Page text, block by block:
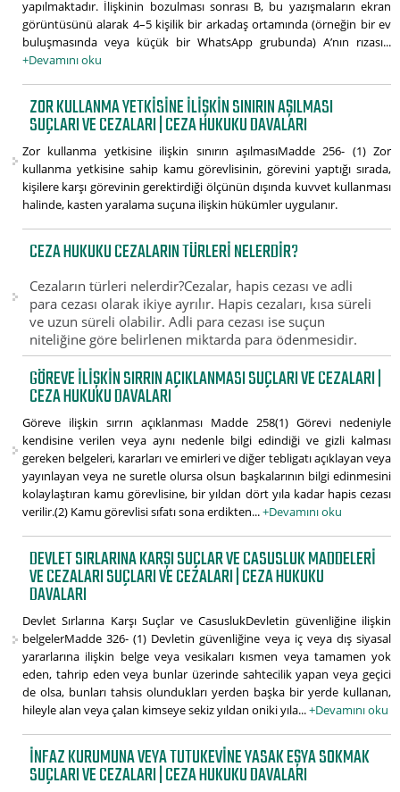
yapılmaktadır. İlişkinin bozulması sonrası B, bu yazışmaların ekran
görüntüsünü alarak 4–5 kişilik bir arkadaş ortamında (örneğin bir ev
buluşmasında veya küçük bir WhatsApp grubunda) A’nın rızası...
+Devamını oku
ZOR KULLANMA YETKISINE ILIŞKIN SINIRIN AŞILMASI
SUÇLARI VE CEZALARI | CEZA HUKUKU DAVALARI
Zor kullanma yetkisine ilişkin sınırın aşılmasıMadde 256- (1) Zor
kullanma yetkisine sahip kamu görevlisinin, görevini yaptığı sırada,
kişilere karşı görevinin gerektirdiği ölçünün dışında kuvvet kullanması
halinde, kasten yaralama suçuna ilişkin hükümler uygulanır.
CEZA HUKUKU CEZALARIN TÜRLERI NELERDIR?
Cezaların türleri nelerdir?Cezalar, hapis cezası ve adli
para cezası olarak ikiye ayrılır. Hapis cezaları, kısa süreli
ve uzun süreli olabilir. Adli para cezası ise suçun
niteliğine göre belirlenen miktarda para ödenmesidir.
GÖREVE ILIŞKIN SIRRIN AÇIKLANMASI SUÇLARI VE CEZALARI |
CEZA HUKUKU DAVALARI
Göreve ilişkin sırrın açıklanması Madde 258(1) Görevi nedeniyle
kendisine verilen veya aynı nedenle bilgi edindiği ve gizli kalması
gereken belgeleri, kararları ve emirleri ve diğer tebligatı açıklayan veya
yayınlayan veya ne suretle olursa olsun başkalarının bilgi edinmesini
kolaylaştıran kamu görevlisine, bir yıldan dört yıla kadar hapis cezası
verilir.(2) Kamu görevlisi sıfatı sona erdikten...+Devamını oku
DEVLET SIRLARINA KARŞI SUÇLAR VE CASUSLUK MADDELERI
VE CEZALARI SUÇLARI VE CEZALARI | CEZA HUKUKU
DAVALARI
Devlet Sırlarına Karşı Suçlar ve CasuslukDevletin güvenliğine ilişkin
belgelerMadde 326- (1) Devletin güvenliğine veya iç veya dış siyasal
yararlarına ilişkin belge veya vesikaları kısmen veya tamamen yok
eden, tahrip eden veya bunlar üzerinde sahtecilik yapan veya geçici
de olsa, bunları tahsis olundukları yerden başka bir yerde kullanan,
hileyle alan veya çalan kimseye sekiz yıldan oniki yıla...+Devamını oku
İNFAZ KURUMUNA VEYA TUTUKEVINE YASAK EŞYA SOKMAK
SUÇLARI VE CEZALARI | CEZA HUKUKU DAVALARI